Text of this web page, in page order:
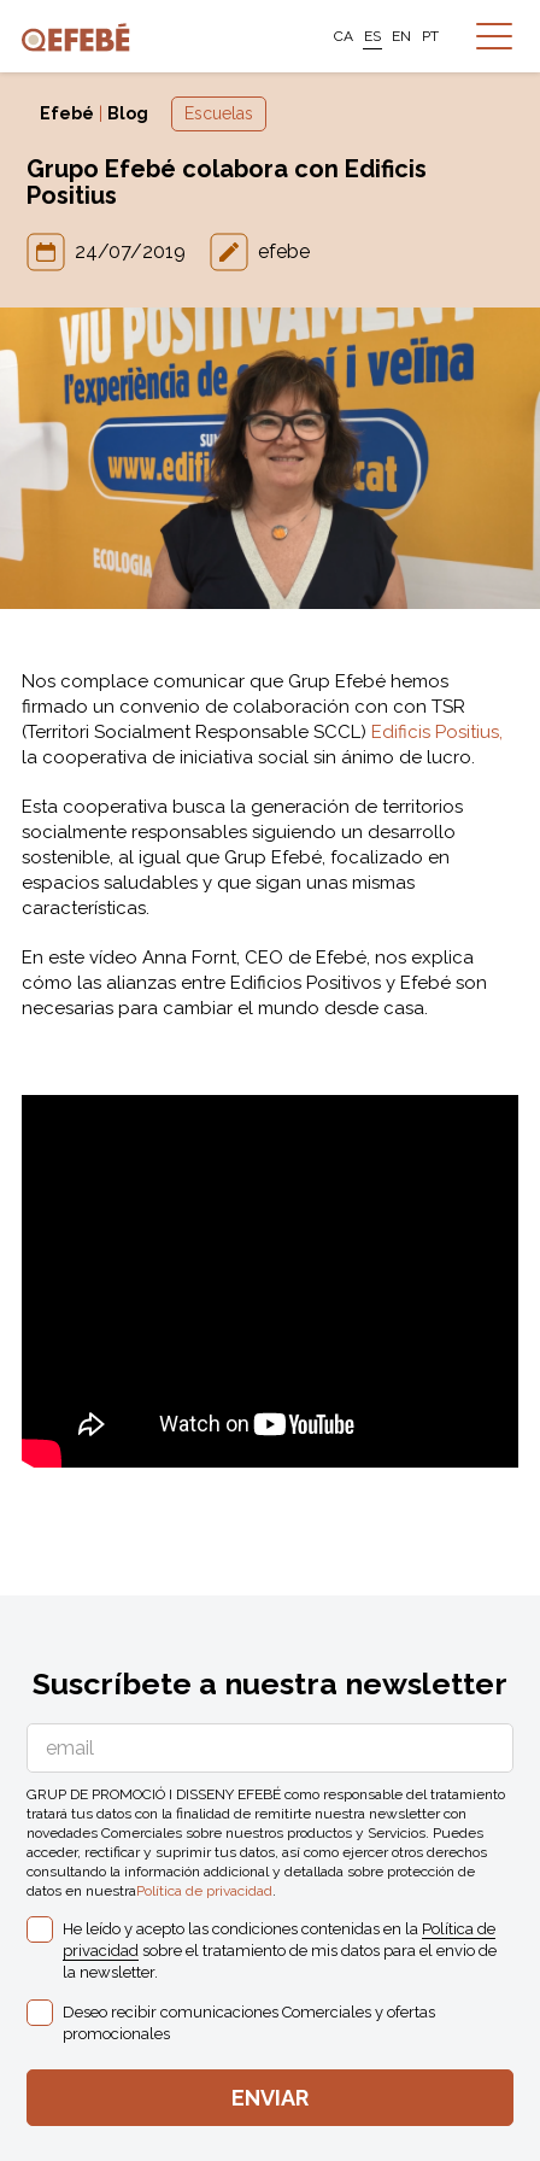
CA ES EN PT
Efebé Blog Escuelas
Grupo Efebé colabora con Edificis
Positius
24/07/2019 efebe
Nos complace comunicar que Grup Efebé hemos
firmado un convenio de colaboración con con TSR
(Territori Socialment Responsable SCCL) Edificis Positius,
la cooperativa de iniciativa social sin ánimo de lucro.
Esta cooperativa busca la generación de territorios
socialmente responsables siguiendo un desarrollo
sostenible, al igual que Grup Efebé, focalizado en
espacios saludables y que sigan unas mismas
características.
En este vídeo Anna Fornt, CEO de Efebé, nos explica
cómo las alianzas entre Edificios Positivos y Efebé son
necesarias para cambiar el mundo desde casa.
Suscríbete a nuestra newsletter
GRUP DE PROMOCIÓ I DISSENY EFEBÉ como responsable del tratamiento
tratará tus datos con la finalidad de remitirte nuestra newsletter con
novedades Comerciales sobre nuestros productos y Servicios. Puedes
acceder, rectificar y suprimir tus datos, así como ejercer otros derechos
consultando la información addicional y detallada sobre protección de
datos en nuestraPolítica de privacidad.
He leído y acepto las condiciones contenidas en la Política de
privacidad sobre el tratamiento de mis datos para el envio de
la newsletter.
Deseo recibir comunicaciones Comerciales y ofertas
promocionales